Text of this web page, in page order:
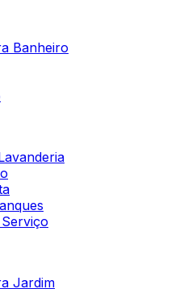
Banheiro
Jardim